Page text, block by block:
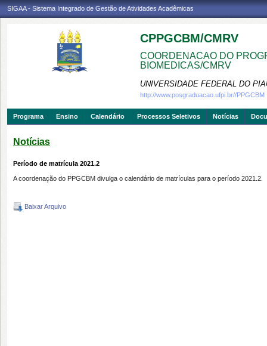
SIGAA - Sistema Integrado de Gestão de Atividades Acadêmicas
CPPGCBM/CMRV
COORDENACAO DO
BIOMEDICAS/CMRV
UNIVERSIDADE FEDERAL DO
http://www.posgraduacao.ufpi.br//PPGCBM
Programa Ensino Calendário Processos Seletivos Notícias
Notícias
Período de matrícula 2021.2
A coordenação do PPGCBM divulga o calendário de matrículas para o período 2021.2.
Baixar Arquivo